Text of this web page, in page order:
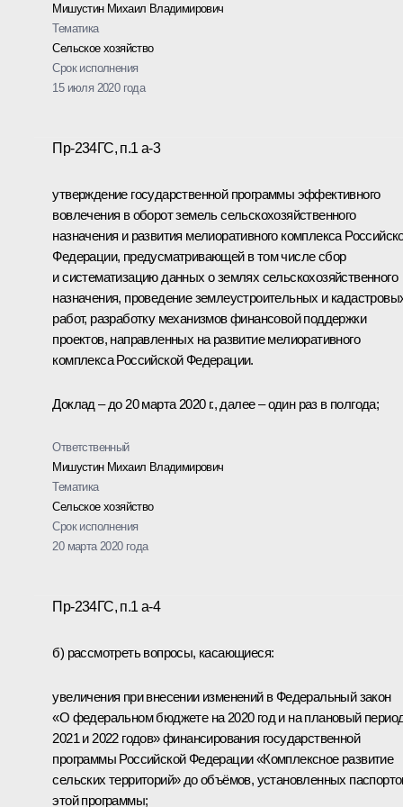
Мишустин Михаил Владимирович
Тематика
Сельское хозяйство
Срок исполнения
15 июля 2020 года
Пр-234ГС, п.1 а-3
утверждение государственной программы эффективного
вовлечения в оборот земель сельскохозяйственного
назначения и развития мелиоративного комплекса
Федерации, предусматривающей в том числе сбор
и систематизацию данных о землях сельскохозяйственного
назначения, проведение землеустроительных и
работ, разработку механизмов финансовой поддержки
проектов, направленных на развитие мелиоративного
комплекса Российской Федерации.
Доклад – до 20 марта 2020 г., далее – один раз в полгода;
Ответственный
Мишустин Михаил Владимирович
Тематика
Сельское хозяйство
Срок исполнения
20 марта 2020 года
Пр-234ГС, п.1 а-4
б) рассмотреть вопросы, касающиеся:
увеличения при внесении изменений в Федеральный закон
«О федеральном бюджете на 2020 год и на плановый
2021 и 2022 годов» финансирования государственной
программы Российской Федерации «Комплексное развитие
сельских территорий» до объёмов, установленных
этой программы;